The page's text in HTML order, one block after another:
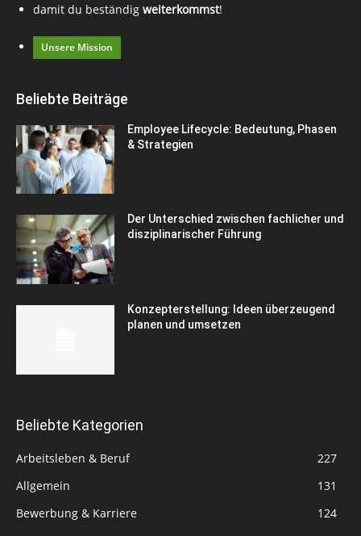
damit du beständig weiterkommst!
Unsere Mission
Beliebte Beiträge
Employee Lifecycle: Bedeutung, Phasen
& Strategien
Der Unterschied zwischen fachlicher und
disziplinarischer Führung
Konzepterstellung: Ideen überzeugend
planen und umsetzen
Beliebte Kategorien
Arbeitsleben & Beruf
227
Allgemein
131
Bewerbung & Karriere
124